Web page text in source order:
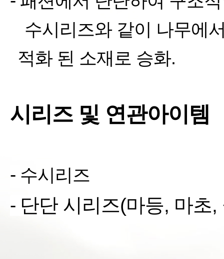
수시리즈와 같이 나무에
적화 된 소재로 승화.
시리즈 및 연관아이템
- 수시리즈
- 단단 시리즈(마등, 마초